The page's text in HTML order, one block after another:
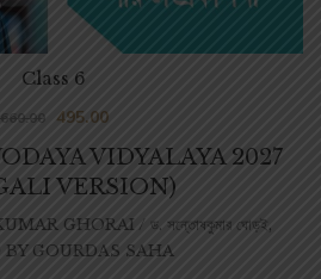
VIDYALAYA 2027
VERSION)
Class 6
660.00 495.00
GHORAI / ড. সন্তোষকুমার ঘোড়ই,
GOURDAS SAHA